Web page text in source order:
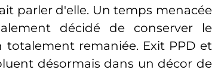
parler d'elle. Un temps menacée
décidé de conserver le
remaniée. Exit PPD et
désormais dans un décor de